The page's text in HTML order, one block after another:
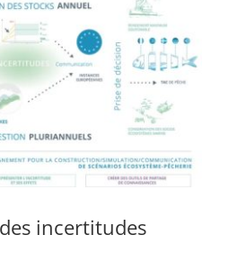
incertitudes